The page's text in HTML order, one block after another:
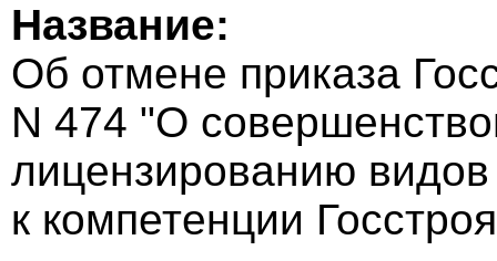
Название:
Об отмене приказа
N 474 "О
лицензированию
к компетенции